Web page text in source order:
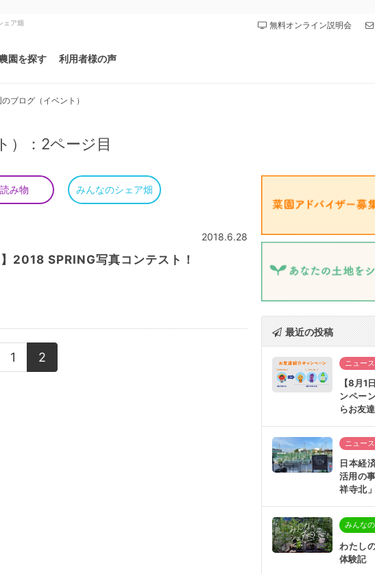
ェア畑
園を探す 利用者様の声
無料オンライン説明会
ブログ（イベント）
）：2ページ目
読み物 みんなのシェア畑
2018.6.28
】2018 SPRING写真コンテスト！
1 2
最近の投稿
ニュース
【8月1
ンペー
らお友
ニュース
日本経
活用の
祥寺北
みんな
わたし
体験記